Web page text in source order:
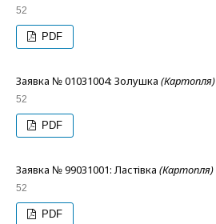
52
PDF
Заявка № 01031004: Золушка (Картопля)
52
PDF
Заявка № 99031001: Ластівка (Картопля)
52
PDF